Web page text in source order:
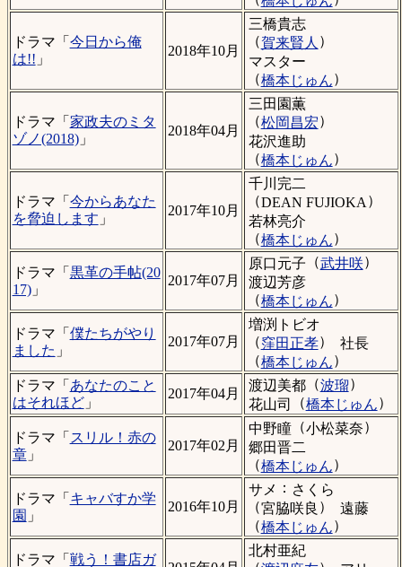
ドラマ「 今日から俺
は!! 」
2018年10月
三橋貴志
（賀来賢人 ）
マスター
（橋本じゅん）
ドラマ「 家政夫のミタ
ゾノ(2018)」
2018年04月
三田園薫
（松岡昌宏）
花沢進助
（橋本じゅん）
ドラマ「 今からあなた
を脅迫します 」
2017年10月
千川完二
（DEAN FUJIOKA ）
若林亮介
（橋本じゅん）
ドラマ「 黒革の手帖(20
17)」
2017年07月
原口元子 （武井咲）
渡辺芳彦
（橋本じゅん）
ドラマ「 僕たちがやり
ました 」
2017年07月
増渕トビオ
（窪田正孝）
社長
（橋本じゅん）
ドラマ「 あなたのこと
はそれほど」
2017年04月
渡辺美都（波瑠）
花山司
（橋本じゅん）
ドラマ「 スリル！赤の
章」
2017年02月
中野瞳（小松菜奈）
郷田晋二
（橋本じゅん）
ドラマ「 キャバすか学
園 」
2016年10月
サメ ： さくら
（宮脇咲良 ）
遠藤
（橋本じゅん）
ドラマ「 戦う！書店ガ
北村亜紀